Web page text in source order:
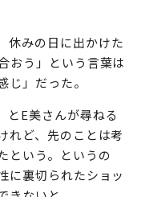
式に交際がスター
休みの日に出かけた
おう」という言葉は
じ」だった。
E美さんが尋ねる
れど、先のことは考